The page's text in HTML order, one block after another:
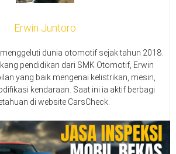
Erwin Juntoro
dunia otomotif sejak tahun 2018.
pendidikan dari SMK Otomotif, Erwin
yang baik mengenai kelistrikan, mesin,
kendaraan. Saat ini ia aktif berbagi
di website CarsCheck.